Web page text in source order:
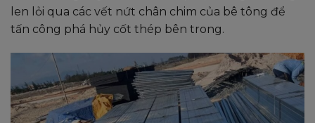
len lỏi qua các vết nứt chân chim của bê tông để
tấn công phá hủy cốt thép bên trong.